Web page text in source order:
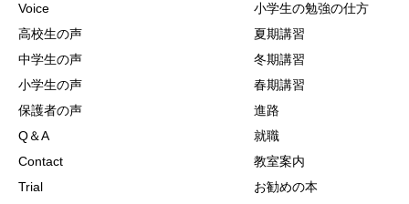
Voice
高校生の声
中学生の声
小学生の声
保護者の声
Q＆A
Contact
Trial
小学生の勉強の仕方
夏期講習
冬期講習
春期講習
進路
就職
教室案内
お勧めの本